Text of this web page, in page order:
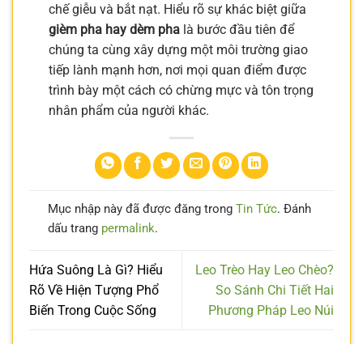
chế giễu và bắt nạt. Hiểu rõ sự khác biệt giữa
gièm pha hay dèm pha là bước đầu tiên để
chúng ta cùng xây dựng một môi trường giao
tiếp lành mạnh hơn, nơi mọi quan điểm được
trình bày một cách có chừng mực và tôn trọng
nhân phẩm của người khác.
Mục nhập này đã được đăng trong Tin Tức. Đánh
dấu trang permalink.
Hứa Suông Là Gì? Hiểu
Rõ Về Hiện Tượng Phổ
Biến Trong Cuộc Sống
Leo Trèo Hay Leo Chèo?
So Sánh Chi Tiết Hai
Phương Pháp Leo Núi